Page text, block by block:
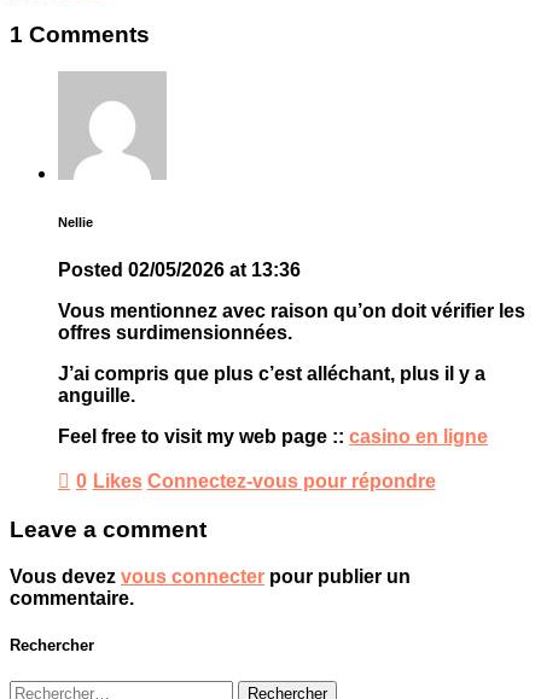
1 Comments
Nellie
Posted 02/05/2026 at 13:36
Vous mentionnez avec raison qu’on doit vérifier les
offres surdimensionnées.
J’ai compris que plus c’est alléchant, plus il y a
anguille.
Feel free to visit my web page :: casino en ligne
0 Likes Connectez-vous pour répondre
Leave a comment
Vous devez vous connecter pour publier un
commentaire.
Rechercher